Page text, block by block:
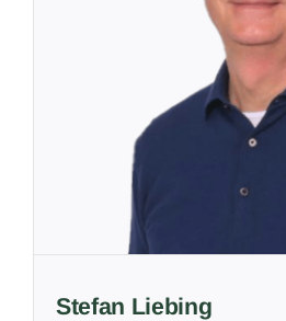
Stefan Liebing